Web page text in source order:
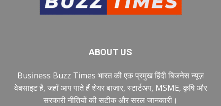
ABOUT US
Business Buzz Times भारत की एक प्रमुख हिंदी बिजनेस न्यूज़
वेबसाइट है, जहाँ आप पाते हैं शेयर बाजार, स्टार्टअप, MSME, कृषि और
सरकारी नीतियों की सटीक और सरल जानकारी।